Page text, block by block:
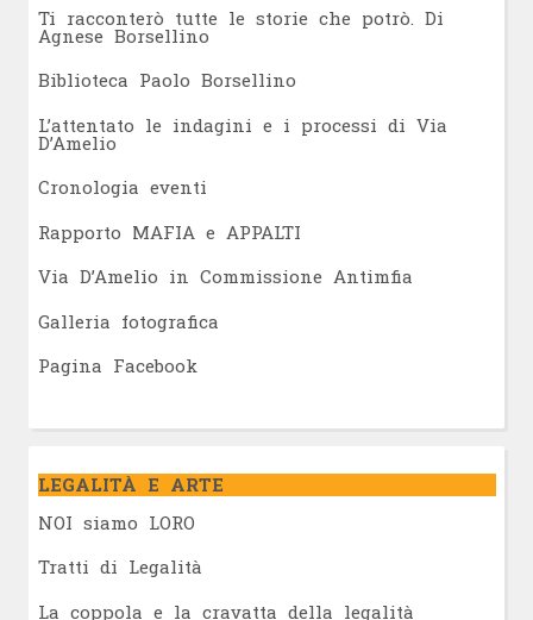
Ti racconterò tutte le storie che potrò. Di
Agnese Borsellino
Biblioteca Paolo Borsellino
L’attentato le indagini e i processi di Via
D’Amelio
Cronologia eventi
Rapporto MAFIA e APPALTI
Via D’Amelio in Commissione Antimfia
Galleria fotografica
Pagina Facebook
LEGALITÀ E ARTE
NOI siamo LORO
Tratti di Legalità
La coppola e la cravatta della legalità